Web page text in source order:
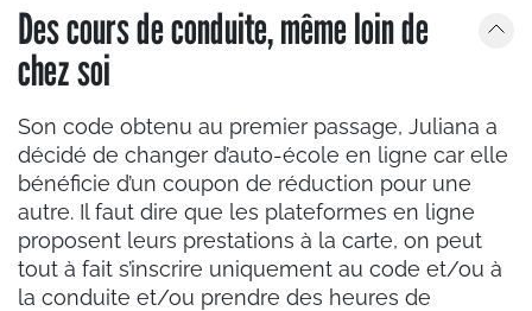
Des cours de conduite, même loin de
chez soi
Son code obtenu au premier passage, Juliana a
décidé de changer d’auto-école en ligne car elle
bénéficie d’un coupon de réduction pour une
autre. Il faut dire que les plateformes en ligne
proposent leurs prestations à la carte, on peut
tout à fait s’inscrire uniquement au code et/ou à
la conduite et/ou prendre des heures de